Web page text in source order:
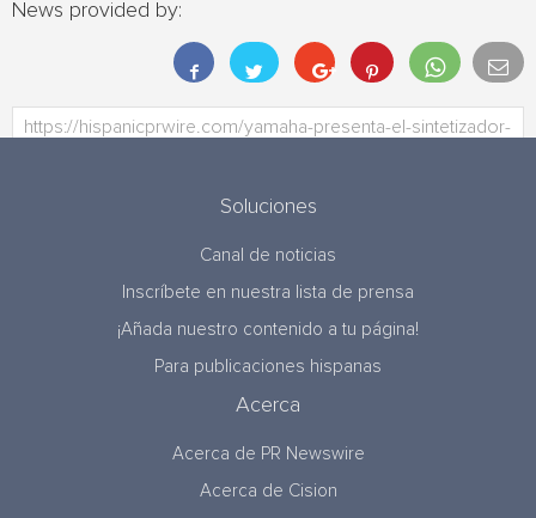
News provided by:
Soluciones
Canal de noticias
Inscríbete en nuestra lista de prensa
¡Añada nuestro contenido a tu página!
Para publicaciones hispanas
Acerca
Acerca de PR Newswire
Acerca de Cision